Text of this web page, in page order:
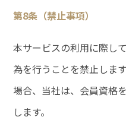
第8条（禁止事項）
本サービスの利用に際し
為を行うことを禁止しま
場合、当社は、会員資格
します。